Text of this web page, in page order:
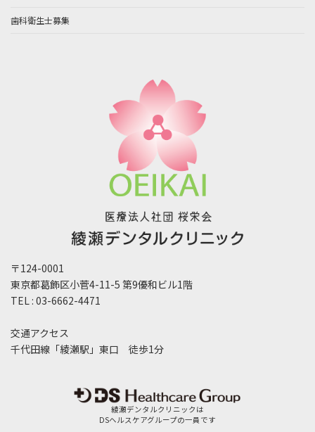
歯科衛生士募集
〒124-0001
東京都葛飾区小菅4-11-5 第9優和ビル1階
TEL : 03-6662-4471
交通アクセス
千代田線「綾瀬駅」東口 徒歩1分
綾瀬デンタルクリニックは
DSヘルスケアグループの一員です